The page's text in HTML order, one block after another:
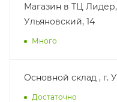
Магазин в ТЦ Лидер,
Ульяновский, 14
Много
Основной склад , г.
Достаточно